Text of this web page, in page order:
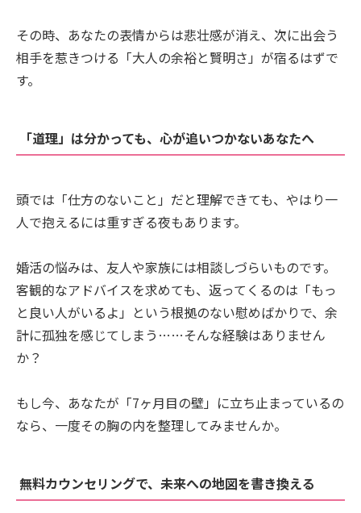
その時、あなたの表情からは悲壮感が消え、次に出会う
相手を惹きつける「大人の余裕と賢明さ」が宿るはずで
す。
「道理」は分かっても、心が追いつかないあなたへ
頭では「仕方のないこと」だと理解できても、やはり一
人で抱えるには重すぎる夜もあります。
婚活の悩みは、友人や家族には相談しづらいものです。
客観的なアドバイスを求めても、返ってくるのは「もっ
と良い人がいるよ」という根拠のない慰めばかりで、余
計に孤独を感じてしまう……そんな経験はありません
か？
もし今、あなたが「7ヶ月目の壁」に立ち止まっているの
なら、一度その胸の内を整理してみませんか。
無料カウンセリングで、未来への地図を書き換える